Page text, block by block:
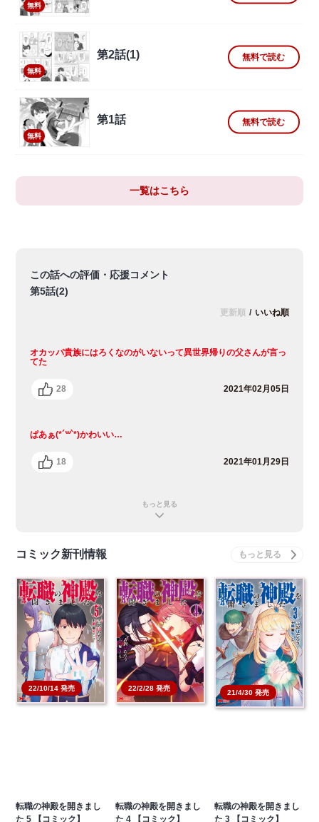
無料
無料
第2話(1) 無料で読む
無料
第1話 無料で読む
一覧はこちら
この話への評価・応援コメント
第5話(2)
更新順 / いいね順
オカッパ貴族にはろくなのがいないって異世界帰りの父さんが言っ
てた
28 2021年02月05日
ぱあぁ(*´꒳`*)かわいい…
18 2021年01月29日
もっと見る
コミック新刊情報
22/10/14 発売
転職の神殿を開きまし
た 5 【コミック】
22/2/28 発売
転職の神殿を開きまし
た 4 【コミック】
21/4/30 発売
転職の神殿を開きまし
た 3 【コミック】